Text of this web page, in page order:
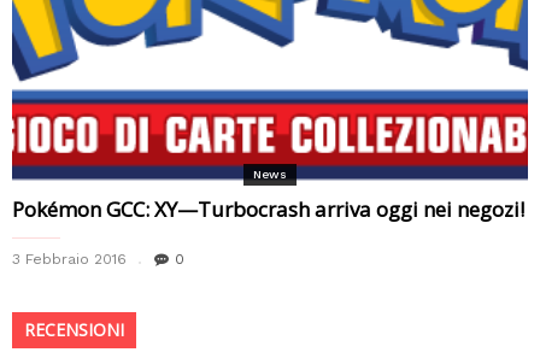
News
Pokémon GCC: XY—Turbocrash arriva oggi nei negozi!
3 Febbraio 2016 0
RECENSIONI